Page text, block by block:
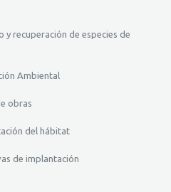
y recuperación de especies de
Ambiental
obras
del hábitat
de implantación